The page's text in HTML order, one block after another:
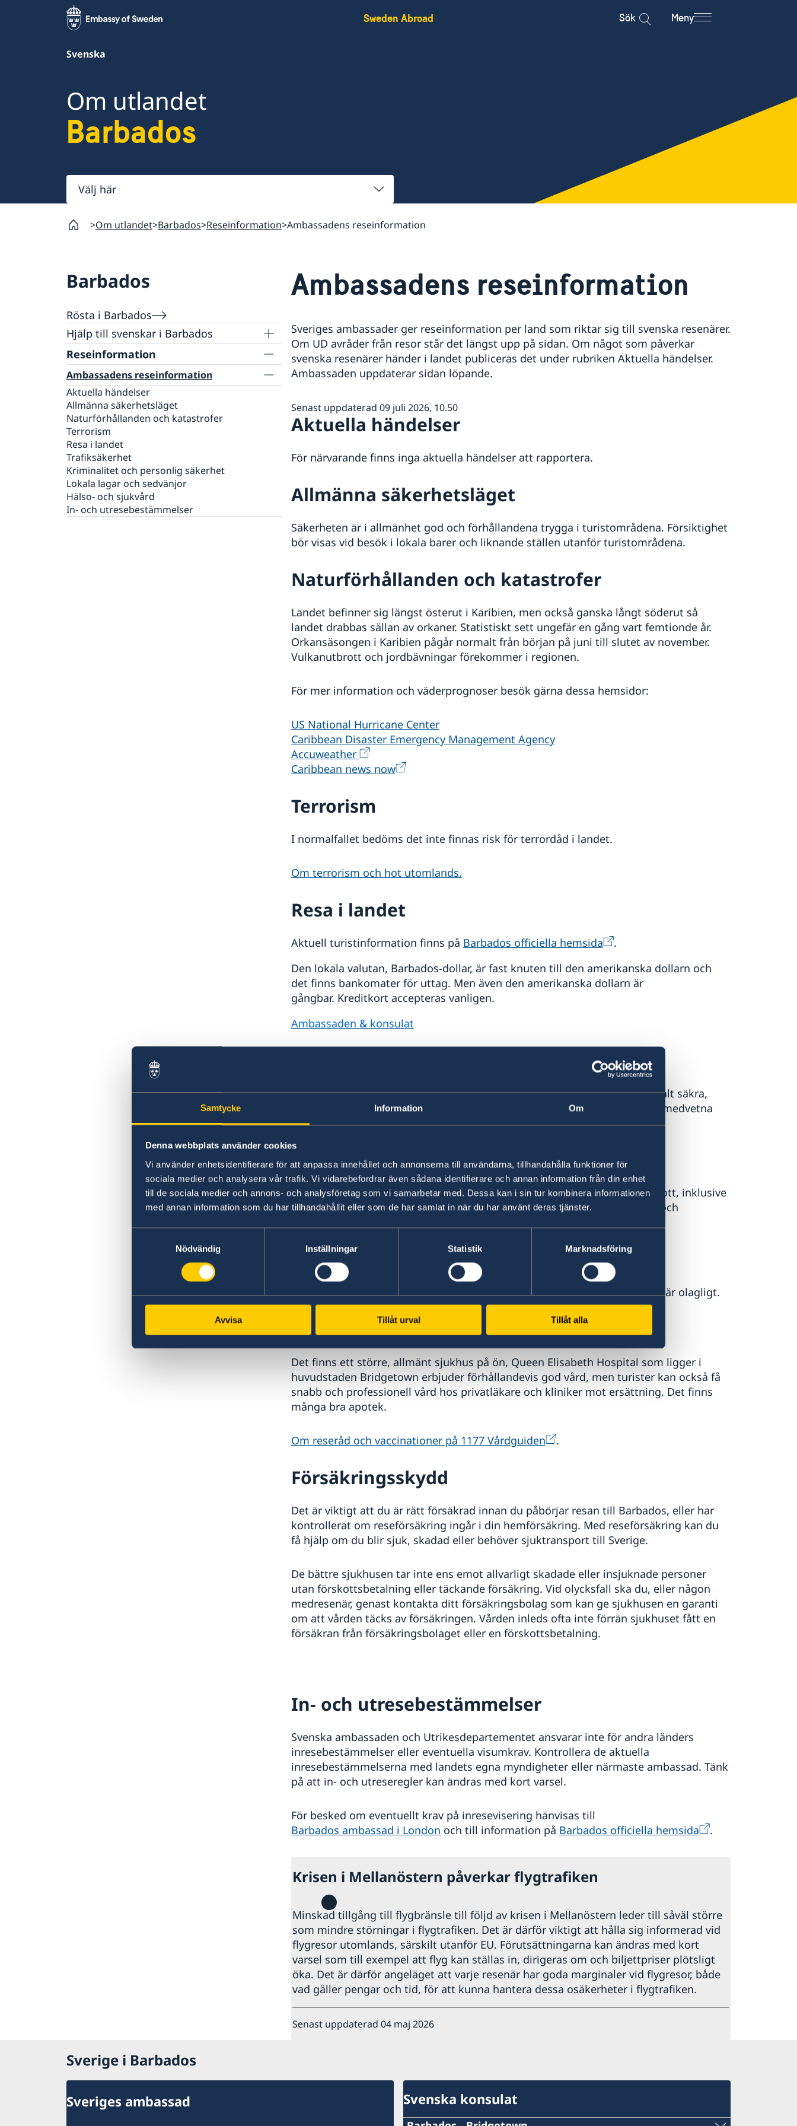
Samtycke Information Om
Denna webbplats använder cookies
Vi använder enhetsidentifierare för att anpassa innehållet och annonserna till användarna, tillhandahålla funktioner för
sociala medier och analysera vår trafik. Vi vidarebefordrar även sådana identifierare och annan information från din enhet
till de sociala medier och annons- och analysföretag som vi samarbetar med. Dessa kan i sin tur kombinera informationen
med annan information som du har tillhandahållit eller som de har samlat in när du har använt deras tjänster.
Nödvändig
Inställningar Statistik Marknadsföring
Avvisa Tillåt urval Tillåt alla
Sweden Abroad Sök Meny
Svenska
Om utlandet
Barbados
Välj
här
Om utlandet Barbados Reseinformation Ambassadens reseinformation
Barbados
Rösta i Barbados
Hjälp till svenskar i Barbados
Rösta i Barbados
Pass utomlands
Förlust av pass
Legaliseringar/apostille
Reseinformation
Ambassadens reseinformation
Aktuella händelser
Allmänna säkerhetsläget
Naturförhållanden och katastrofer
Terrorism
Resa i landet
Trafiksäkerhet
Kriminalitet och personlig säkerhet
Lokala lagar och sedvänjor
Hälso- och sjukvård
In- och utresebestämmelser
Ambassadens reseinformation
Sveriges ambassader ger reseinformation per land som riktar sig till svenska resenärer.
Om UD avråder från resor står det längst upp på sidan. Om något som påverkar
svenska resenärer händer i landet publiceras det under rubriken Aktuella händelser.
Ambassaden uppdaterar sidan löpande.
Senast uppdaterad 09 juli 2026, 10.50
Aktuella händelser
För närvarande finns inga aktuella händelser att rapportera.
Allmänna säkerhetsläget
Säkerheten är i allmänhet god och förhållandena trygga i turistområdena. Försiktighet
bör visas vid besök i lokala barer och liknande ställen utanför turistområdena.
Naturförhållanden och katastrofer
Landet befinner sig längst österut i Karibien, men också ganska långt söderut så
landet drabbas sällan av orkaner. Statistiskt sett ungefär en gång vart femtionde år.
Orkansäsongen i Karibien pågår normalt från början på juni till slutet av november.
Vulkanutbrott och jordbävningar förekommer i regionen.
För mer information och väderprognoser besök gärna dessa hemsidor:
US National Hurricane Center
Caribbean Disaster Emergency Management Agency
Accuweather
Caribbean news now
Terrorism
I normalfallet bedöms det inte finnas risk för terrordåd i landet.
Om terrorism och hot utomlands.
Resa i landet
Aktuell turistinformation finns på Barbados officiella hemsida
.
Den lokala valutan, Barbados-dollar, är fast knuten till den amerikanska dollarn och
det finns bankomater för uttag. Men även den amerikanska dollarn är
gångbar. Kreditkort accepteras vanligen.
Ambassaden & konsulat
Landet har vänstertrafik. Registrerade taxibilar och större bussar är normalt säkra,
medan mindre, privata "minivans" ofta är överfulla med mindre säkerhetsmedvetna
förare.
Kriminalitet och personlig säkerhet
Brottsligheten utgörs främst av småstölder och ficktjuveri. Allvarligare brott, inklusive
våldtäkter, förekommer dock. Försiktighet ska alltid iakttas, även dagtid, och
Lokala lagar och sedvänjor
Det är viktigt att respektera lokala lagar och sedvänjor. Bruk av marijuana är olagligt.
Hälso- och sjukvård
Det finns ett större, allmänt sjukhus på ön, Queen Elisabeth Hospital som ligger i
huvudstaden Bridgetown erbjuder förhållandevis god vård, men turister kan också få
snabb och professionell vård hos privatläkare och kliniker mot ersättning. Det finns
många bra apotek.
Om reseråd och vaccinationer på 1177 Vårdguiden .
Försäkringsskydd
Det är viktigt att du är rätt försäkrad innan du påbörjar resan till Barbados, eller har
kontrollerat om reseförsäkring ingår i din hemförsäkring. Med reseförsäkring kan du
få hjälp om du blir sjuk, skadad eller behöver sjuktransport till Sverige.
De bättre sjukhusen tar inte ens emot allvarligt skadade eller insjuknade personer
utan förskottsbetalning eller täckande försäkring. Vid olycksfall ska du, eller någon
medresenär, genast kontakta ditt försäkringsbolag som kan ge sjukhusen en garanti
om att vården täcks av försäkringen. Vården inleds ofta inte förrän sjukhuset fått en
försäkran från försäkringsbolaget eller en förskottsbetalning.
In- och utresebestämmelser
Svenska ambassaden och Utrikesdepartementet ansvarar inte för andra länders
inresebestämmelser eller eventuella visumkrav. Kontrollera de aktuella
inresebestämmelserna med landets egna myndigheter eller närmaste ambassad. Tänk
på att in- och utreseregler kan ändras med kort varsel.
För besked om eventuellt krav på inresevisering hänvisas till
Barbados ambassad i London och till information på Barbados officiella hemsida .
Krisen i Mellanöstern påverkar flygtrafiken
Minskad tillgång till flygbränsle till följd av krisen i Mellanöstern leder till såväl större
som mindre störningar i flygtrafiken. Det är därför viktigt att hålla sig informerad vid
flygresor utomlands, särskilt utanför EU. Förutsättningarna kan ändras med kort
varsel som till exempel att flyg kan ställas in, dirigeras om och biljettpriser plötsligt
öka. Det är därför angeläget att varje resenär har goda marginaler vid flygresor, både
vad gäller pengar och tid, för att kunna hantera dessa osäkerheter i flygtrafiken.
Senast uppdaterad 04 maj 2026
Sverige i Barbados
Sveriges ambassad Svenska konsulat